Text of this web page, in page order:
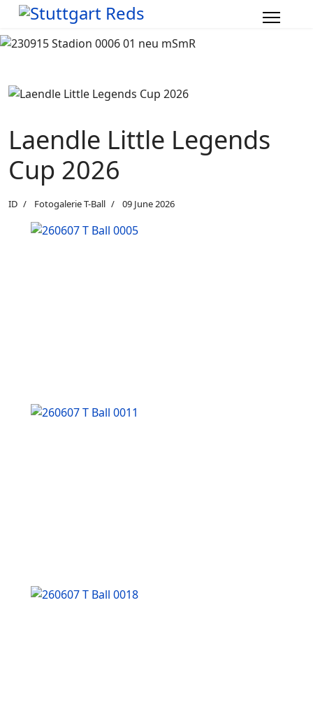
Laendle Little Legends
Cup 2026
ID Fotogalerie T-Ball 09 June 2026